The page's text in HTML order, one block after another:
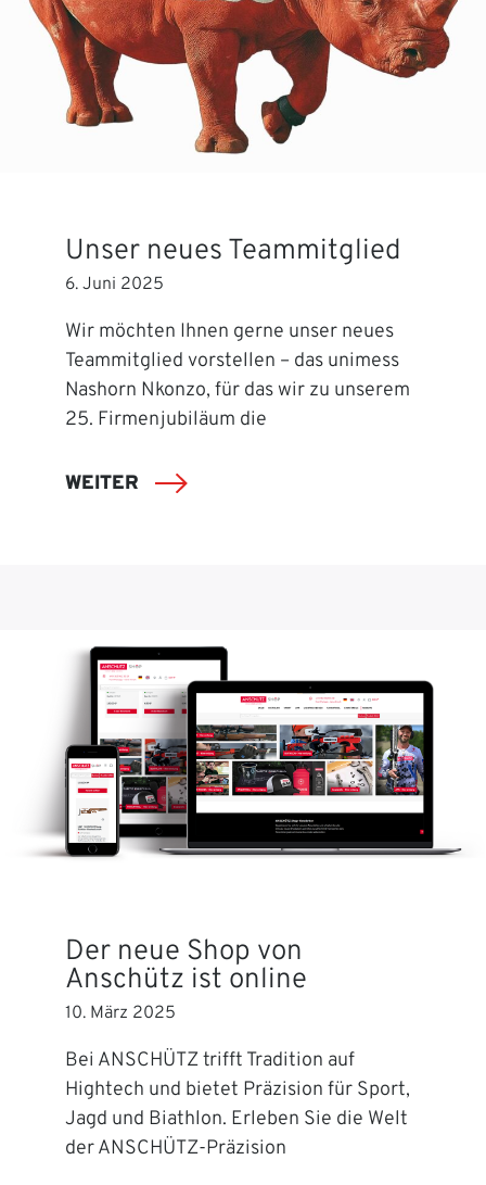
Unser neues Teammitglied
6. Juni 2025
Wir möchten Ihnen gerne unser neues
Teammitglied vorstellen – das unimess
Nashorn Nkonzo, für das wir zu unserem
25. Firmenjubiläum die
WEITER
Der neue Shop von
Anschütz ist online
10. März 2025
Bei ANSCHÜTZ trifft Tradition auf
Hightech und bietet Präzision für Sport,
Jagd und Biathlon. Erleben Sie die Welt
der ANSCHÜTZ-Präzision